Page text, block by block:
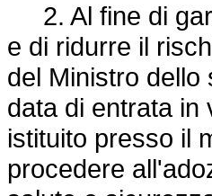
2. Al fine di
e di ridurre il
del Ministro dello
data di entrata in
istituito presso il
procedere